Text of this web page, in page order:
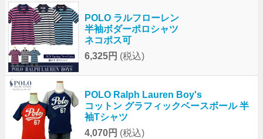
POLO ラルフローレン
半袖ボダーポロシャツ
ネコポス可
6,325円 (税込)
POLO Ralph Lauren Boy's
コットン グラフィックベースボール 半
袖Tシャツ
4,070円 (税込)